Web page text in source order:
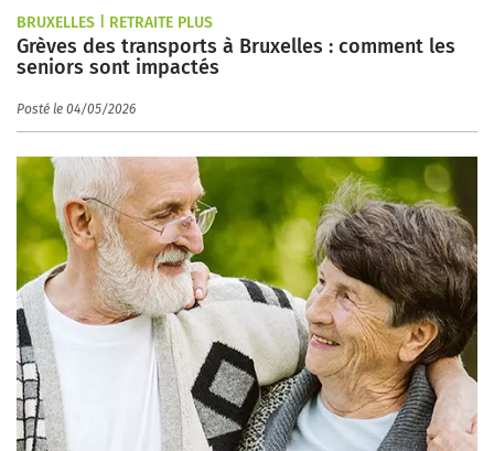
BRUXELLES | RETRAITE PLUS
Grèves des transports à Bruxelles : comment les
seniors sont impactés
Posté le 04/05/2026